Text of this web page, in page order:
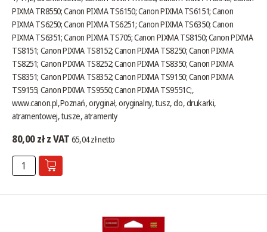
PIXMA TR8550; Canon PIXMA TS6150; Canon PIXMA TS6151; Canon
PIXMA TS6250; Canon PIXMA TS6251; Canon PIXMA TS6350; Canon
PIXMA TS6351; Canon PIXMA TS705; Canon PIXMA TS8150; Canon PIXMA
TS8151; Canon PIXMA TS8152; Canon PIXMA TS8250; Canon PIXMA
TS8251; Canon PIXMA TS8252; Canon PIXMA TS8350; Canon PIXMA
TS8351; Canon PIXMA TS8352; Canon PIXMA TS9150; Canon PIXMA
TS9155; Canon PIXMA TS9550; Canon PIXMA TS9551C;,
www.canon.pl,Poznań, oryginał, oryginalny, tusz, do, drukarki,
atramentowej, tusze, atramenty
80,00 zł z VAT 65,04 zł netto